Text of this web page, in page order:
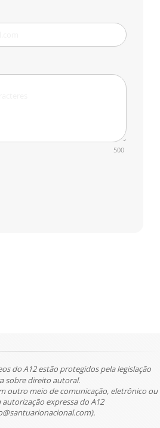
500
do A12 estão protegidos pela legislação
sobre direito autoral.
outro meio de comunicação, eletrônico ou
expressa do A12